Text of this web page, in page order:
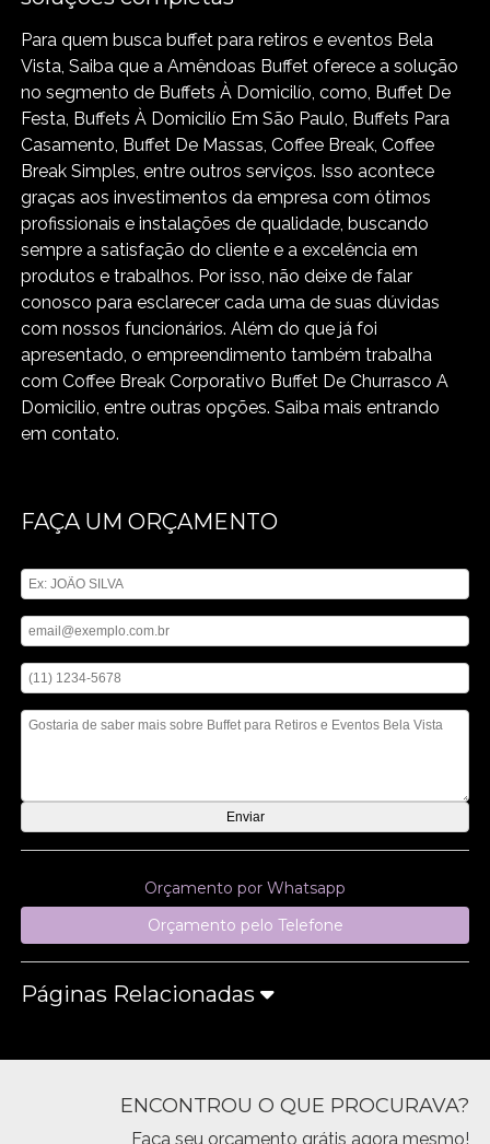
Para quem busca buffet para retiros e eventos Bela
Vista, Saiba que a Amêndoas Buffet oferece a solução
no segmento de Buffets À Domicilío, como, Buffet De
Festa, Buffets À Domicilío Em São Paulo, Buffets Para
Casamento, Buffet De Massas, Coffee Break, Coffee
Break Simples, entre outros serviços. Isso acontece
graças aos investimentos da empresa com ótimos
profissionais e instalações de qualidade, buscando
sempre a satisfação do cliente e a excelência em
produtos e trabalhos. Por isso, não deixe de falar
conosco para esclarecer cada uma de suas dúvidas
com nossos funcionários. Além do que já foi
apresentado, o empreendimento também trabalha
com Coffee Break Corporativo Buffet De Churrasco A
Domicilio, entre outras opções. Saiba mais entrando
em contato.
FAÇA UM ORÇAMENTO
Orçamento por Whatsapp
Orçamento pelo Telefone
Páginas Relacionadas
ENCONTROU O QUE PROCURAVA?
Faça seu orçamento grátis agora mesmo!